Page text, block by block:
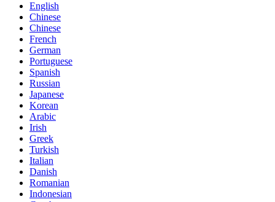
English
Chinese
Chinese
French
German
Portuguese
Spanish
Russian
Japanese
Korean
Arabic
Irish
Greek
Turkish
Italian
Danish
Romanian
Indonesian